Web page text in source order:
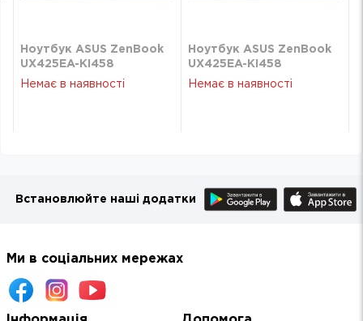
Ноутбук ASUS ZenBook
UX425EA-KI458
(90NB0SM1-M11600)
Немає в наявності
Ноутбук ASUS ZenBook
UX425EA-KI458
(90NB0SM1-M11600)
Немає в наявності
Встановлюйте наші додатки
Ми в соціальних мережах